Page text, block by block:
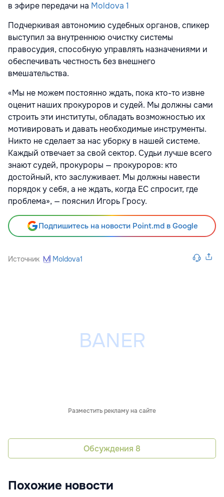
в эфире передачи на Moldova 1
Подчеркивая автономию судебных органов, спикер
выступил за внутреннюю очистку системы
правосудия, способную управлять назначениями и
обеспечивать честность без внешнего
вмешательства.
«Мы не можем постоянно ждать, пока кто-то извне
оценит наших прокуроров и судей. Мы должны сами
строить эти институты, обладать возможностью их
мотивировать и давать необходимые инструменты.
Никто не сделает за нас уборку в нашей системе.
Каждый отвечает за свой сектор. Судьи лучше всего
знают судей, прокуроры — прокуроров: кто
достойный, кто заслуживает. Мы должны навести
порядок у себя, а не ждать, когда ЕС спросит, где
проблема», — пояснил Игорь Гросу.
Подпишитесь на новости Point.md в Google
Источник Moldova1
Разместить рекламу на сайте
Обсуждения 8
Похожие новости